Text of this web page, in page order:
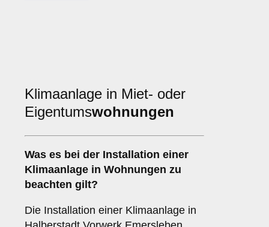
Klimaanlage in Miet- oder
Eigentumswohnungen
Was es bei der Installation einer
Klimaanlage in Wohnungen zu
beachten gilt?
Die Installation einer Klimaanlage in